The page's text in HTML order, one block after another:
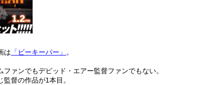
は 「ビーキーパー」
。
ファンでもデビッド・エアー監督ファンでもない。
督の作品が1本目。